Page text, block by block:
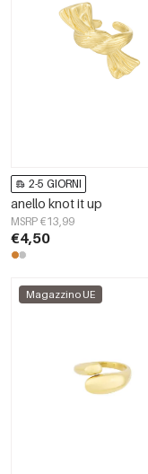
2-5 GIORNI
anello knot it up
MSRP €13,99
€4,50
Magazzino UE